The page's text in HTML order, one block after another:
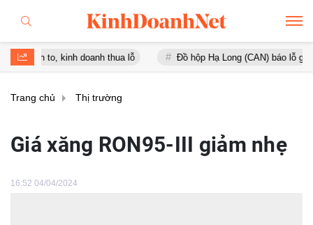
kinh doanh thua lỗ Đồ hộp Hạ Long (CAN) báo lỗ gần 16 tỷ
Trang chủ Thị trường
Giá xăng RON95-III giảm nhẹ
16:52 04/04/2024